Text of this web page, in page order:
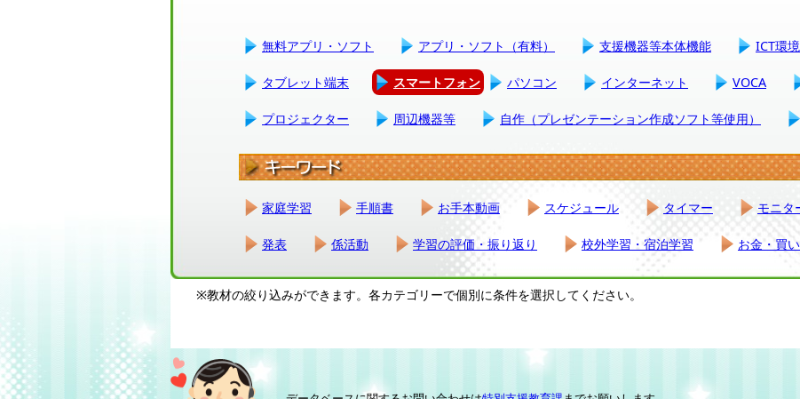
無料アプリ・ソフト
アプリ・ソフト（有料） 支援機器等本体機能 ICT環
タブレット端末 スマートフォン パソコン インターネット VOCA
プロジェクター 周辺機器等 自作（プレゼンテーション作成ソフト等使用）
家庭学習 手順書 お手本動画 スケジュール タイマー モニタ
発表 係活動 学習の評価・振り返り 校外学習・宿泊学習 お金・買
※教材の絞り込みができます。各カテゴリーで個別に条件を選択してください。